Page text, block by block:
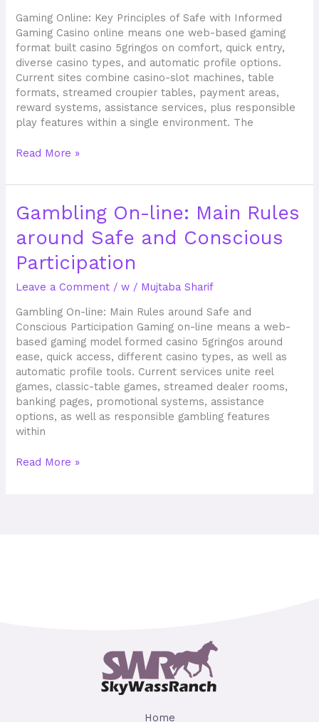
Gaming Online: Key Principles of Safe with Informed
Gaming Casino online means one web-based gaming
format built casino 5gringos on comfort, quick entry,
diverse casino types, and automatic profile options.
Current sites combine casino-slot machines, table
formats, streamed croupier tables, payment areas,
reward systems, assistance services, plus responsible
play features within a single environment. The
Informed
Gaming
Read More »
Gambling On-line: Main Rules
around Safe and Conscious
Participation
Leave a Comment /w / Mujtaba Sharif
Gambling On-line: Main Rules around Safe and
Conscious Participation Gaming on-line means a web-
based gaming model formed casino 5gringos around
ease, quick access, different casino types, as well as
automatic profile tools. Current services unite reel
games, classic-table games, streamed dealer rooms,
banking pages, promotional systems, assistance
options, as well as responsible gambling features
within
Gambling
On-
line:
Rules
around
and
Conscious
Participation
Read More »
Home